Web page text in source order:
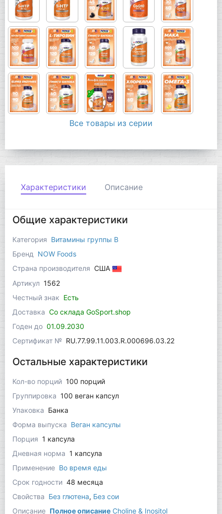
Все товары из серии
Характеристики Описание
Общие характеристики
Категория Витамины группы B
Бренд
NOW Foods
Страна производителя США
Артикул 1562
Честный знак Есть
Доставка Со склада GoSport.shop
Годен до 01.09.2030
Сертификат № RU.77.99.11.003.R.000696.03.22
Остальные характеристики
Кол-во порций 100 порций
Группировка 100 веган капсул
Упаковка Банка
Форма выпуска Веган капсулы
Порция 1 капсула
Дневная норма 1 капсула
Применение Во время еды
Срок годности 48 месяца
Свойства Без глютена, Без сои
Описание Полное описаниеCholine & Inositol